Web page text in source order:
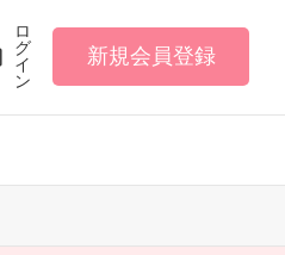
ロ
グ
イ
ン
新規会員登録